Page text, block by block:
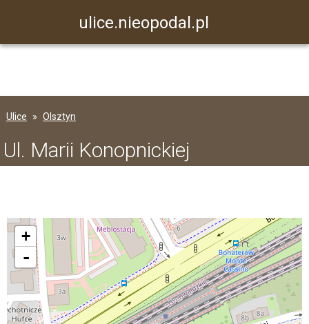
ulice.nieopodal.pl
Ulice Olsztyn
Ul. Marii Konopnickiej
+
-